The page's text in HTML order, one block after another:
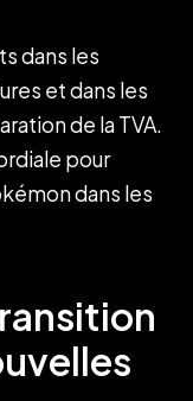
dans les
et dans les
de la TVA.
pour
dans les